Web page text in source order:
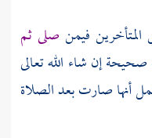
فيمن صلى ثم
إن شاء الله تعالى
أنها صارت بعد الصلاة